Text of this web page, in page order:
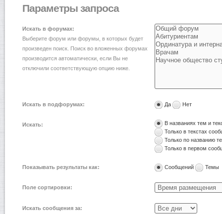
Параметры запроса
Искать в форумах:
Выберите форум или форумы, в которых будет
произведен поиск. Поиск во вложенных форумах
производится автоматически, если Вы не
отключили соответствующую опцию ниже.
Искать в подфорумах: Да Нет
Искать:
В названиях тем и
Только в текстах
Только по названию
Только в первом
Показывать результаты как: Сообщений Темы
Поле сортировки:
Искать сообщения за: